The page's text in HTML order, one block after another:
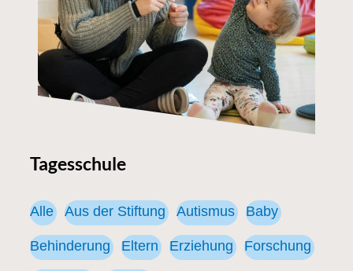
Tagesschule
Alle Aus der Stiftung Autismus Baby
Behinderung Eltern Erziehung Forschung